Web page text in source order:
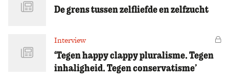
De grens tussen zelfliefde en zelfzucht
Interview
‘Tegen happy clappy pluralisme. Tegen
inhaligheid. Tegen conservatisme’